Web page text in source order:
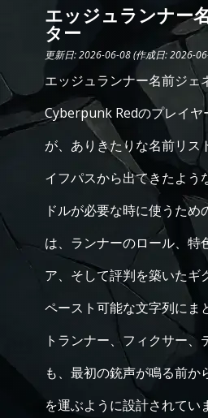
エッジュランナー
ター
更新日: 2026-06-08 (作成日: 2026-
エッジュランナー名前ジェ
Cyberpunk Redのプレイヤ
が、ありきたりな名前リス
イフパスから出てきたよう
ドルが必要な時に使うた
は、ランナーのロール、特
ア、そして評判を築いたギ
ペースト可能な文字列にま
トランナー、フィクサー、
も、最初の銃声が鳴る前か
を運ぶように設計されてい